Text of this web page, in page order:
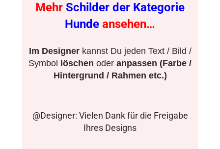
Mehr Schilder der Kategorie
Hunde ansehen…
Im Designerkannst Du jeden Text / Bild /
Symbol
löschen oder anpassen (Farbe /
Hintergrund / Rahmen etc.)
@Designer: Vielen Dank für die Freigabe
Ihres Designs